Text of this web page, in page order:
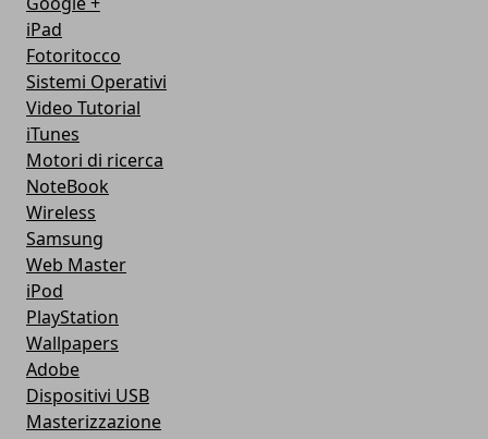
iPad
Fotoritocco
Sistemi Operativi
Video Tutorial
iTunes
Motori di ricerca
NoteBook
Wireless
Samsung
Web Master
iPod
PlayStation
Wallpapers
Adobe
Dispositivi USB
Masterizzazione